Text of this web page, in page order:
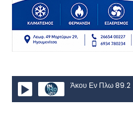
Άκου Εν Πλω 89.2